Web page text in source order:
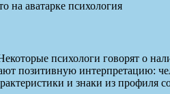
психологи говорят о
позитивную интерпретацию:
и знаки из профиля